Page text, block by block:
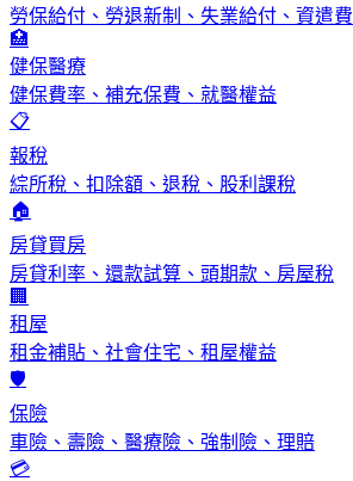
勞保給付、勞退新制、失業給付、資遣費
🏥
健保醫療
健保費率、補充保費、就醫權益
📋
報稅
綜所稅、扣除額、退稅、股利課稅
🏠
房貸買房
房貸利率、還款試算、頭期款、房屋稅
🏢
租屋
租金補貼、社會住宅、租屋權益
🛡️
保險
車險、壽險、醫療險、強制險、理賠
💳